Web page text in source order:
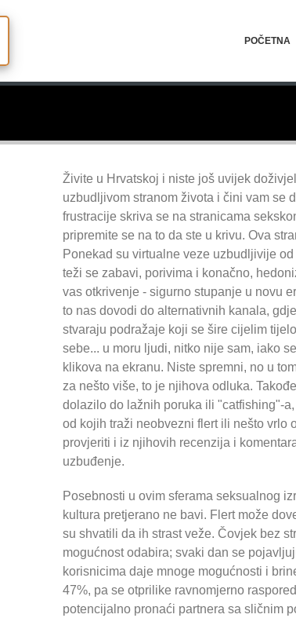
POČETNA
Živite u Hrvatskoj i niste još uvijek
uzbudljivom stranom života i čini vam se
frustracije skriva se na stranicama
pripremite se na to da ste u krivu. Ova
Ponekad su virtualne veze uzbudljivije
teži se zabavi, porivima i konačno,
vas otkrivenje - sigurno stupanje u novu
to nas dovodi do alternativnih kanala,
stvaraju podražaje koji se šire cijelim
sebe... u moru ljudi, nitko nije sam, iako
klikova na ekranu. Niste spremni, no u
za nešto više, to je njihova odluka.
dolazilo do lažnih poruka ili "catfishing"-
od kojih traži neobvezni flert ili nešto vrlo
provjeriti i iz njihovih recenzija i
uzbuđenje.
Posebnosti u ovim sferama seksualnog
kultura pretjerano ne bavi. Flert može
su shvatili da ih strast veže. Čovjek bez
mogućnost odabira; svaki dan se
korisnicima daje mnoge mogućnosti i
47%, pa se otprilike ravnomjerno
potencijalno pronaći partnera sa sličnim